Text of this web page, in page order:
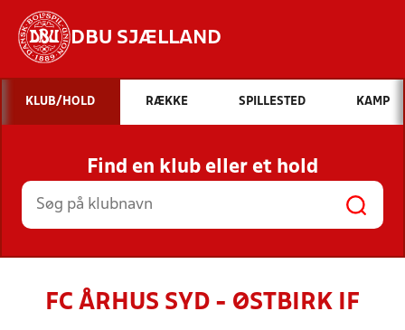
DBU SJÆLLAND
Hvad vil du søge efter?
INDHOLD OG NYHEDER
STILLINGER, RESULTATER, KLUBBER OG
HOLD
KLUB/HOLD RÆKKE SPILLESTED KAMP
Find en klub eller et hold
FC ÅRHUS SYD - ØSTBIRK IF